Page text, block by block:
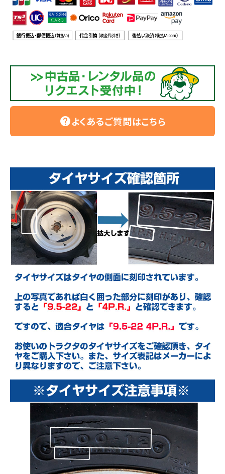
helpよくあるご質問はこちら